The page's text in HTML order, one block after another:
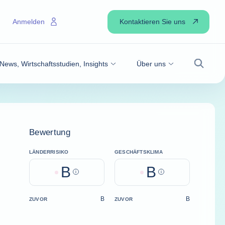
News, Wirtschaftsstudien, Insights Über uns
Suche
Anmelden Kontaktieren Sie uns
Bewertung
LÄNDERRISIKO
B Help
GESCHÄFTSKLIMA
B Help
ZUVOR B ZUVOR B